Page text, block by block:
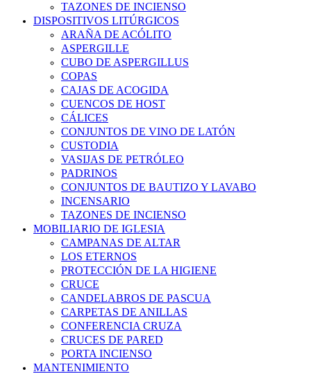
TAZONES DE INCIENSO
DISPOSITIVOS LITÚRGICOS
ARAÑA DE ACÓLITO
ASPERGILLE
CUBO DE ASPERGILLUS
COPAS
CAJAS DE ACOGIDA
CUENCOS DE HOST
CÁLICES
CONJUNTOS DE VINO DE LATÓN
CUSTODIA
VASIJAS DE PETRÓLEO
PADRINOS
CONJUNTOS DE BAUTIZO Y LAVABO
INCENSARIO
TAZONES DE INCIENSO
MOBILIARIO DE IGLESIA
CAMPANAS DE ALTAR
LOS ETERNOS
PROTECCIÓN DE LA HIGIENE
CRUCE
CANDELABROS DE PASCUA
CARPETAS DE ANILLAS
CONFERENCIA CRUZA
CRUCES DE PARED
PORTA INCIENSO
MANTENIMIENTO